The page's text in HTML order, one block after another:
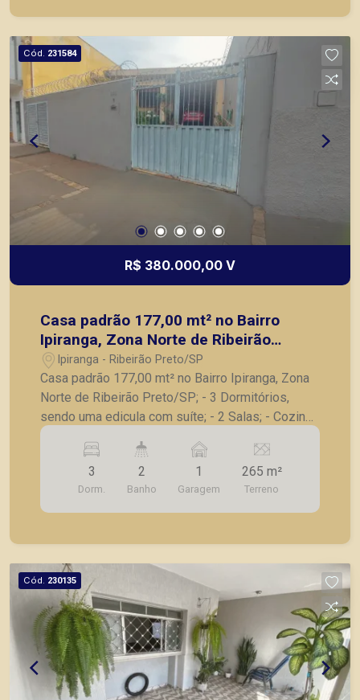
prontos, usados ou mesmo nos principais
lançamentos da cidade de Ribeirão Preto.
Cód. 231584
R$ 380.000,00 V
Casa padrão 177,00 mt² no Bairro
Ipiranga, Zona Norte de Ribeirão
Preto/SP;
Ipiranga - Ribeirão Preto/SP
Casa padrão 177,00 mt² no Bairro Ipiranga, Zona
Norte de Ribeirão Preto/SP; - 3 Dormitórios,
sendo uma edicula com suíte; - 2 Salas; - Cozinha
com armários; - Quintal; - 1 Vaga de garagem; A
Piramid tem como objetivo atender seus clientes
com agilidade e segurança, em locação, vendas
de imóveis prontos, usados ou mesmo nos
principais lançamentos da cidade de Ribeirão
3
Dorm.
2
Banho
1
Garagem
265 m²
Terreno
Cód. 230135